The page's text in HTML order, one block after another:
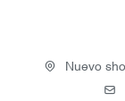
Nuevo